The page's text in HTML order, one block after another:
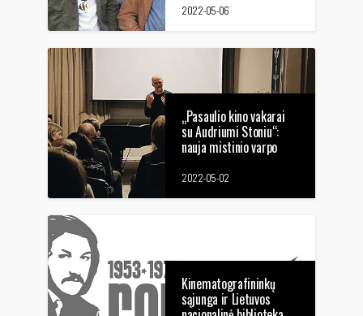
festivalyje
2022-05-06
„Pasaulio kino vakarai
su Audriumi Stoniu“:
nauja mistinio varpo
05-02
2022-05-02
Kinematografininkų
sąjunga ir Lietuvos